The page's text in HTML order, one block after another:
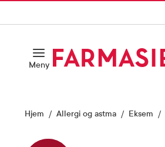
INNHOLD
MenyÅpne
Hjem Allergi og astma Eksem